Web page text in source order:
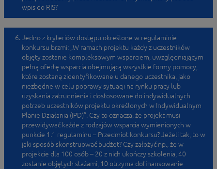
wpis do RIS?
Jedno z kryteriów dostępu określone w regulaminie
konkursu brzmi: „W ramach projektu każdy z uczestników
objęty zostanie kompleksowym wsparciem, uwzględniającym
pełną ofertę wsparcia obejmującą wszystkie formy pomocy,
które zostaną zidentyfikowane u danego uczestnika, jako
niezbędne w celu poprawy sytuacji na rynku pracy lub
uzyskania zatrudnienia i dostosowane do indywidualnych
potrzeb uczestników projektu określonych w Indywidualnym
Planie Działania (IPD)”. Czy to oznacza, że projekt musi
przewidywać każde z rodzajów wsparcia wymienionych w
punkcie 1.1 regulaminu – Przedmiot konkursu? Jeżeli tak, to w
jaki sposób skonstruować budżet? Czy założyć np., że w
projekcie dla 100 osób – 20 z nich ukończy szkolenia, 40
zostanie objętych stażami, 10 otrzyma dofinansowanie